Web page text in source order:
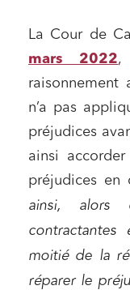
La Cour de
mars 2022,
raisonnement
n’a pas
préjudices
ainsi
préjudices en
ainsi, alors
contractantes
moitié de la
réparer le